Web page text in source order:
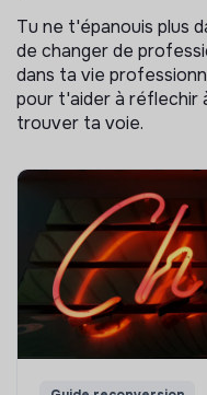
Tu ne t'épanouis plus
de changer de
dans ta vie
pour t'aider à réflechir
trouver ta voie.